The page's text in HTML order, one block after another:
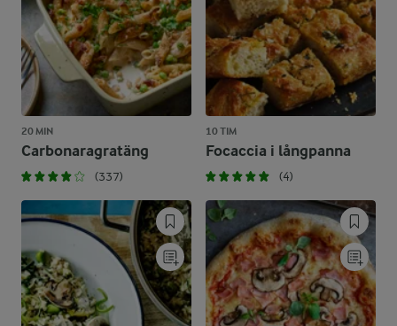
20 MIN
Carbonaragratäng
(337)
10 TIM
Focaccia i långpanna
(4)